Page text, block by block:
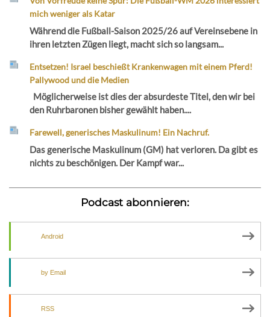
mich weniger als Katar
Während die Fußball-Saison 2025/26 auf Vereinsebene in
ihren letzten Zügen liegt, macht sich so langsam...
Entsetzen! Israel beschießt Krankenwagen mit einem Pferd!
Pallywood und die Medien
Möglicherweise ist dies der absurdeste Titel, den wir bei
den Ruhrbaronen bisher gewählt haben....
Farewell, generisches Maskulinum! Ein Nachruf.
Das generische Maskulinum (GM) hat verloren. Da gibt es
nichts zu beschönigen. Der Kampf war...
Podcast abonnieren:
Android
by Email
RSS